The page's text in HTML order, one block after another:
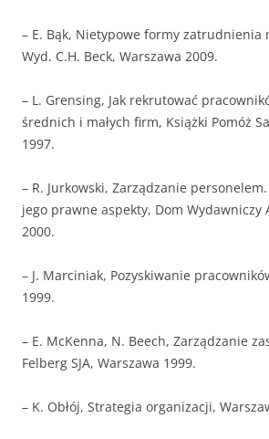
– E. Bąk, Nietypowe formy zatrudnienia
Wyd. C.H. Beck, Warszawa 2009.
– L. Grensing, Jak rekrutować
średnich i małych firm, Książki Pomóż
1997.
– R. Jurkowski, Zarządzanie
jego prawne aspekty, Dom Wydawniczy
2000.
– J. Marciniak, Pozyskiwanie
1999.
– E. McKenna, N. Beech, Zarządzanie
Felberg SJA, Warszawa 1999.
– K. Obłój, Strategia organizacji,